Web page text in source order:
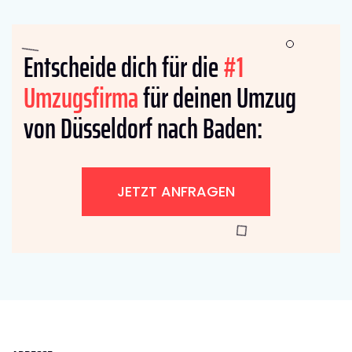
Entscheide dich für die#1
Umzugsfirmafür deinen Umzug
von Düsseldorf nach Baden:
JETZT ANFRAGEN